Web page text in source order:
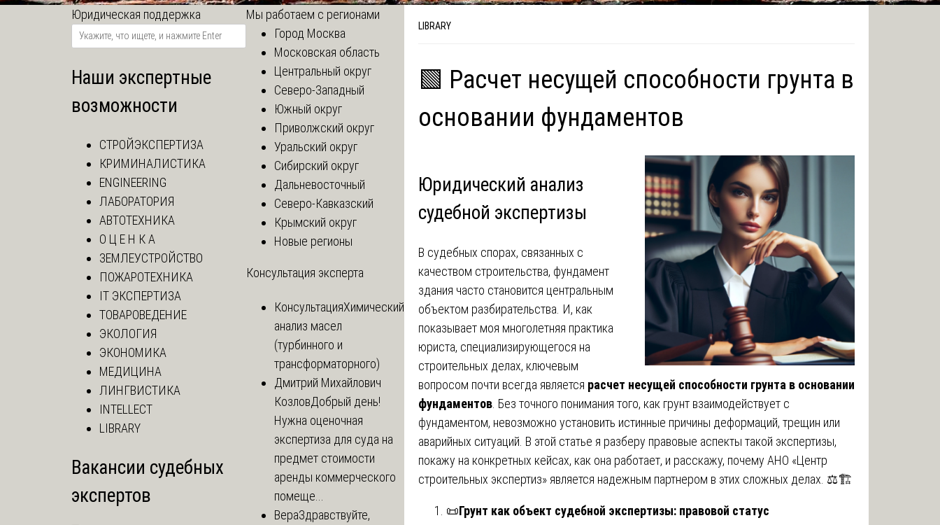
LIBRARY
🟩 Расчет несущей способности грунта в
основании фундаментов
Юридический анализ
судебной экспертизы
В судебных спорах, связанных с
качеством строительства, фундамент
здания часто становится центральным
объектом разбирательства. И, как
показывает моя многолетняя практика
юриста, специализирующегося на
строительных делах, ключевым
вопросом почти всегда является расчет несущей способности грунта в основании
фундаментов . Без точного понимания того, как грунт взаимодействует с
фундаментом, невозможно установить истинные причины деформаций, трещин или
аварийных ситуаций. В этой статье я разберу правовые аспекты такой экспертизы,
покажу на конкретных кейсах, как она работает, и расскажу, почему АНО «Центр
строительных экспертиз» является надежным партнером в этих сложных делах. ⚖️🏗️
📜Грунт как объект судебной экспертизы: правовой статус
Юридическая поддержка
Наши экспертные
возможности
СТРОЙЭКСПЕРТИЗА
КРИМИНАЛИСТИКА
ENGINEERING
ЛАБОРАТОРИЯ
АВТОТЕХНИКА
О Ц Е Н К А
ЗЕМЛЕУСТРОЙСТВО
ПОЖАРОТЕХНИКА
IT ЭКСПЕРТИЗА
ТОВАРОВЕДЕНИЕ
ЭКОЛОГИЯ
ЭКОНОМИКА
МЕДИЦИНА
ЛИНГВИСТИКА
INTELLECT
LIBRARY
Вакансии судебных
экспертов
Мы работаем с регионами
Город Москва
Московская область
Центральный округ
Северо-Западный
Южный округ
Приволжский округ
Уральский округ
Сибирский округ
Дальневосточный
Северо-Кавказский
Крымский округ
Новые регионы
Консультация эксперта
КонсультацияХимический
анализ масел
(турбинного и
трансформаторного)
Дмитрий Михайлович
КозловДобрый день!
Нужна оценочная
экспертиза для суда на
предмет стоимости
аренды коммерческого
помеще...
ВераЗдравствуйте,